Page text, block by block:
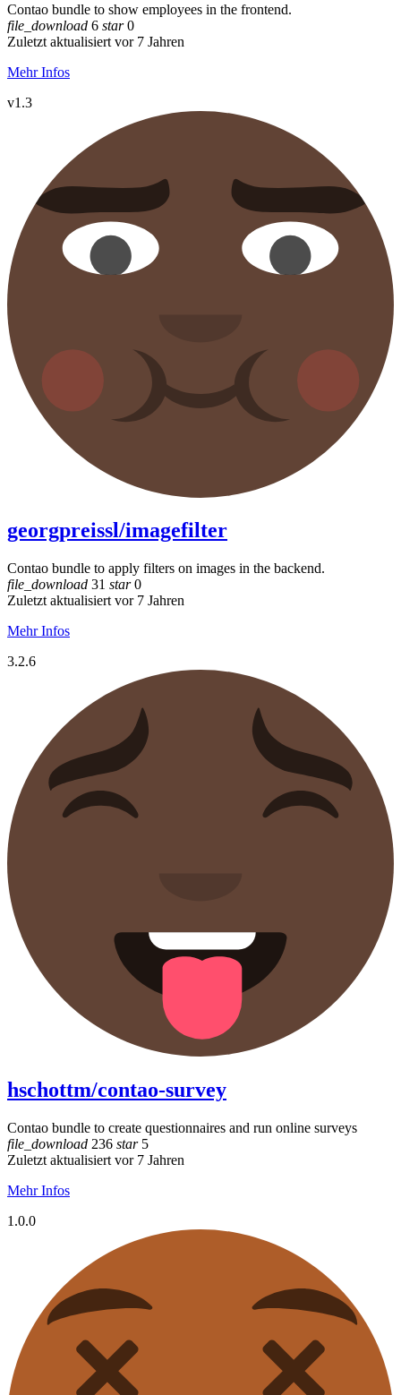
Contao bundle to show employees in the frontend.
file_download 6 star0
Zuletzt aktualisiert vor 7 Jahren
Mehr Infos
v1.3
georgpreissl/imagefilter
Contao bundle to apply filters on images in the backend.
file_download 31 star0
Zuletzt aktualisiert vor 7 Jahren
Mehr Infos
3.2.6
hschottm/contao-survey
Contao bundle to create questionnaires and run online surveys
file_download 236 star5
Zuletzt aktualisiert vor 7 Jahren
Mehr Infos
1.0.0